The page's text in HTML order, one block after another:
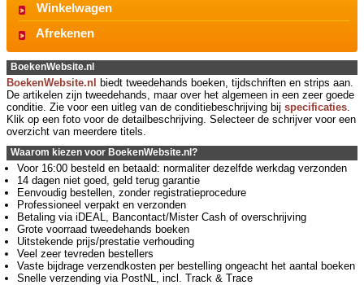
Winkelwagen
Afrekenen
BoekenWebsite.nl
BoekenWebsite.nl
biedt tweedehands boeken, tijdschriften en strips aan.
De artikelen zijn tweedehands, maar over het algemeen in een zeer goede
conditie. Zie voor een uitleg van de conditiebeschrijving bij specificaties.
Klik op een foto voor de detailbeschrijving. Selecteer de schrijver voor een
overzicht van meerdere titels.
Waarom kiezen voor BoekenWebsite.nl?
Voor 16:00 besteld en betaald: normaliter dezelfde werkdag verzonden
14 dagen niet goed, geld terug garantie
Eenvoudig bestellen, zonder registratieprocedure
Professioneel verpakt en verzonden
Betaling via iDEAL, Bancontact/Mister Cash of overschrijving
Grote voorraad tweedehands boeken
Uitstekende prijs/prestatie verhouding
Veel zeer tevreden bestellers
Vaste bijdrage verzendkosten per bestelling ongeacht het aantal boeken
Snelle verzending via PostNL, incl. Track & Trace